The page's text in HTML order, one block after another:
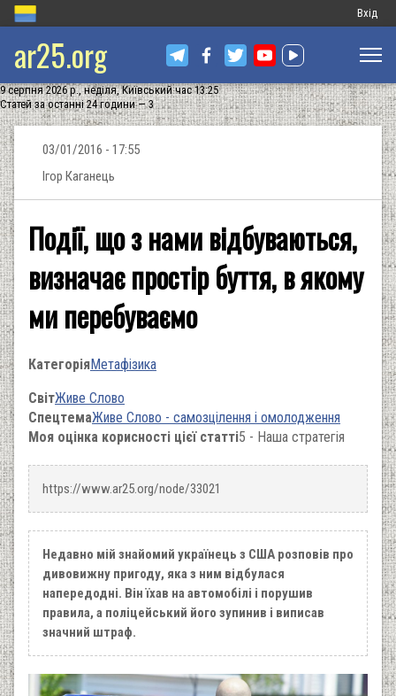
Меню
запису
Вхід
ar25.org
9 серпня 2026 р., неділя, Київський час 13:25
Статей за останні 24 години — 3
03/01/2016 - 17:55
Ігор Каганець
Події, що з нами відбуваються,
визначає простір буття, в якому
ми перебуваємо
КатегоріяМетафізика
СвітЖиве Слово
СпецтемаЖиве Слово - самозцілення і омолодження
Моя оцінка корисності цієї статті5 - Наша стратегія
https://www.ar25.org/node/33021
Недавно мій знайомий українець з США розповів про
дивовижну пригоду, яка з ним відбулася
напередодні. Він їхав на автомобілі і порушив
правила, а поліцейський його зупинив і виписав
значний штраф.